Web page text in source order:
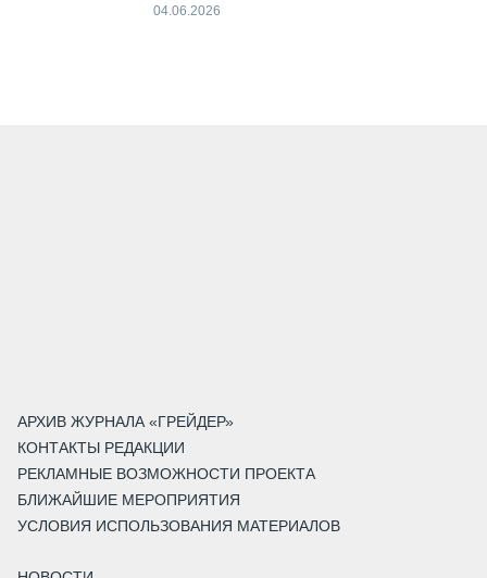
04.06.2026
АРХИВ ЖУРНАЛА «ГРЕЙДЕР»
КОНТАКТЫ РЕДАКЦИИ
РЕКЛАМНЫЕ ВОЗМОЖНОСТИ ПРОЕКТА
БЛИЖАЙШИЕ МЕРОПРИЯТИЯ
УСЛОВИЯ ИСПОЛЬЗОВАНИЯ МАТЕРИАЛОВ